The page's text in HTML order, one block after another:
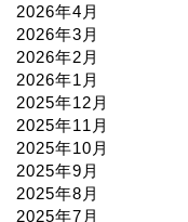
2026年4月
2026年3月
2026年2月
2026年1月
2025年12月
2025年11月
2025年10月
2025年9月
2025年8月
2025年7月